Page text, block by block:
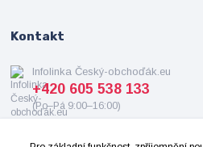
Kontakt
Infolinka Český-obchoďák.eu
+420 605 538 133
(Po–Pá 9:00–16:00)